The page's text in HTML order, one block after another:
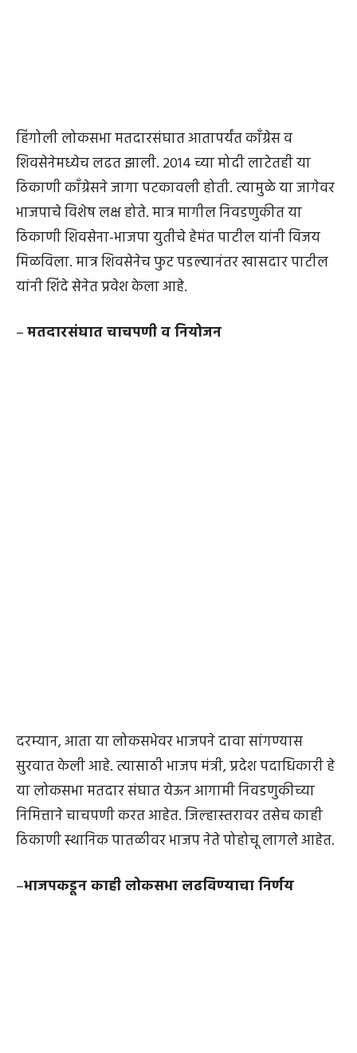
हिंगोली लोकसभा मतदारसंघात आतापर्यंत काँग्रेस व
शिवसेनेमध्येच लढत झाली. 2014 च्या मोदी लाटेतही या
ठिकाणी काँग्रेसने जागा पटकावली होती. त्यामुळे या जागेवर
भाजपाचे विशेष लक्ष होते. मात्र मागील निवडणुकीत या
ठिकाणी शिवसेना-भाजपा युतीचे हेमंत पाटील यांनी विजय
मिळविला. मात्र शिवसेनेच फुट पडल्यानंतर खासदार पाटील
यांनी शिंदे सेनेत प्रवेश केला आहे.
–मतदारसंघात चाचपणी व नियोजन
दरम्यान, आता या लोकसभेवर भाजपने दावा सांगण्यास
सुरवात केली आहे. त्यासाठी भाजप मंत्री, प्रदेश पदाधिकारी हे
या लोकसभा मतदार संघात येऊन आगामी निवडणुकीच्या
निमित्ताने चाचपणी करत आहेत. जिल्हास्तरावर तसेच काही
ठिकाणी स्थानिक पातळीवर भाजप नेते पोहोचू लागले आहेत.
–भाजपकडून काही लोकसभा लढविण्याचा निर्णय